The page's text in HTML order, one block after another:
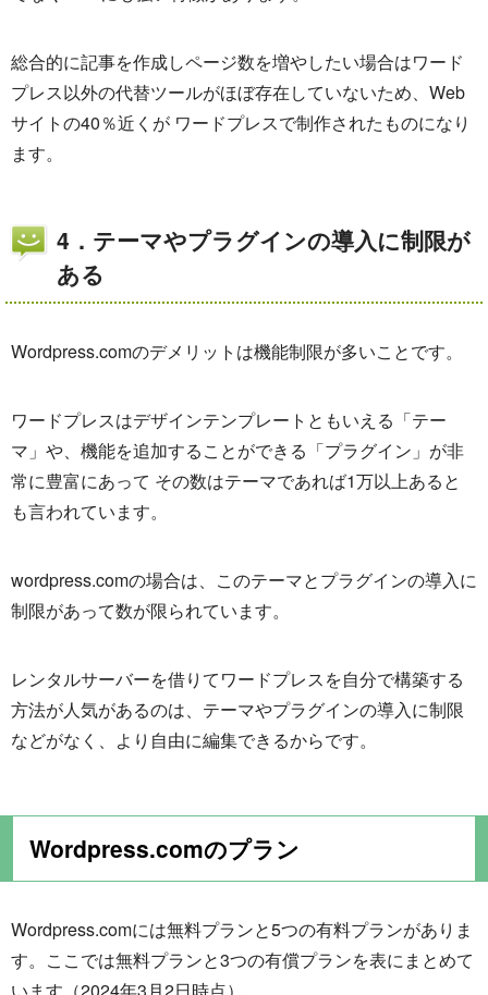
総合的に記事を作成しページ数を増やしたい場合はワード
プレス以外の代替ツールがほぼ存在していないため、Web
サイトの40％近くが ワードプレスで制作されたものになり
ます。
4．テーマやプラグインの導入に制限が
ある
Wordpress.comのデメリットは機能制限が多いことです。
ワードプレスはデザインテンプレートともいえる「テー
マ」や、機能を追加することができる「プラグイン」が非
常に豊富にあって その数はテーマであれば1万以上あると
も言われています。
wordpress.comの場合は、このテーマとプラグインの導入に
制限があって数が限られています。
レンタルサーバーを借りてワードプレスを自分で構築する
方法が人気があるのは、テーマやプラグインの導入に制限
などがなく、より自由に編集できるからです。
Wordpress.comのプラン
Wordpress.comには無料プランと5つの有料プランがありま
す。ここでは無料プランと3つの有償プランを表にまとめて